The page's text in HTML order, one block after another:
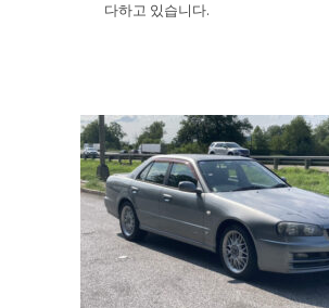
다하고 있습니다.